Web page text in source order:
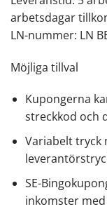
arbetsdagar
LN-nummer: LN
Möjliga tillval
Kupongerna
streckkod och
Variabelt tryck
SE-
inkomster